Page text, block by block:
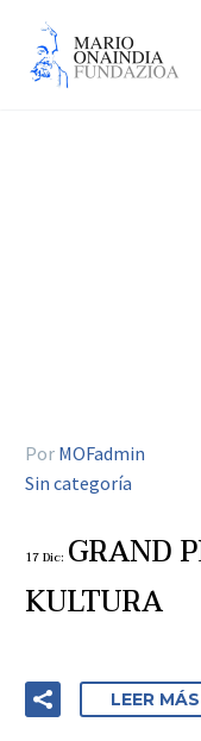
Por MOFadmin
Sin categoría
17 Dic: GRAND
KULTURA
LEER MÁS